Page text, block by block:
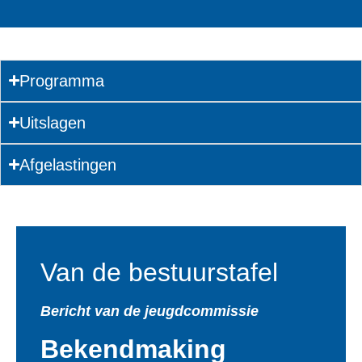
Programma
Uitslagen
Afgelastingen
Van de bestuurstafel
Bericht van de jeugdcommissie
Bekendmaking